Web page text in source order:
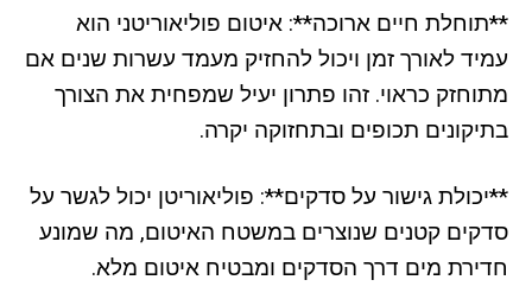
**תוחלת חיים ארוכה**: איטום פוליאוריטני הוא
עמיד לאורך זמן ויכול להחזיק מעמד עשרות שנים אם
מתוחזק כראוי. זהו פתרון יעיל שמפחית את הצורך
בתיקונים תכופים ובתחזוקה יקרה.
**יכולת גישור על סדקים**: פוליאוריטן יכול לגשר על
סדקים קטנים שנוצרים במשטח האיטום, מה שמונע
חדירת מים דרך הסדקים ומבטיח איטום מלא.